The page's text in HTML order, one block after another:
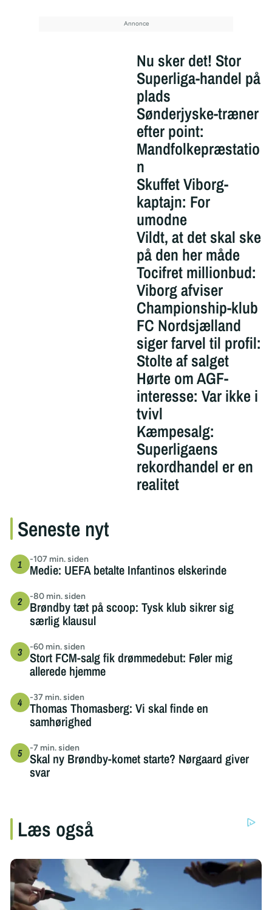
Nu sker det! Stor
Superliga-handel på
plads
Sønderjyske-træner
efter point:
Mandfolkepræstatio
n
Skuffet Viborg-
kaptajn: For
umodne
Vildt, at det skal ske
på den her måde
Tocifret millionbud:
Viborg afviser
Championship-klub
FC Nordsjælland
siger farvel til profil:
Stolte af salget
Hørte om AGF-
interesse: Var ikke i
tvivl
Kæmpesalg:
Superligaens
rekordhandel er en
realitet
Seneste nyt
-107 min. siden
Medie: UEFA betalte Infantinos elskerinde
-80 min. siden
Brøndby tæt på scoop: Tysk klub sikrer sig
særlig klausul
-60 min. siden
Stort FCM-salg fik drømmedebut: Føler mig
allerede hjemme
-37 min. siden
Thomas Thomasberg: Vi skal finde en
samhørighed
-7 min. siden
Skal ny Brøndby-komet starte? Nørgaard giver
svar